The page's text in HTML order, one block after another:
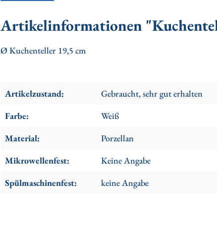
Artikelinformationen
Ø Kuchenteller 19,5 cm
Artikelzustand:
Gebraucht, sehr gut erhalten
Farbe:
Weiß
Material:
Porzellan
Mikrowellenfest:
Keine Angabe
Spülmaschinenfest:
keine Angabe